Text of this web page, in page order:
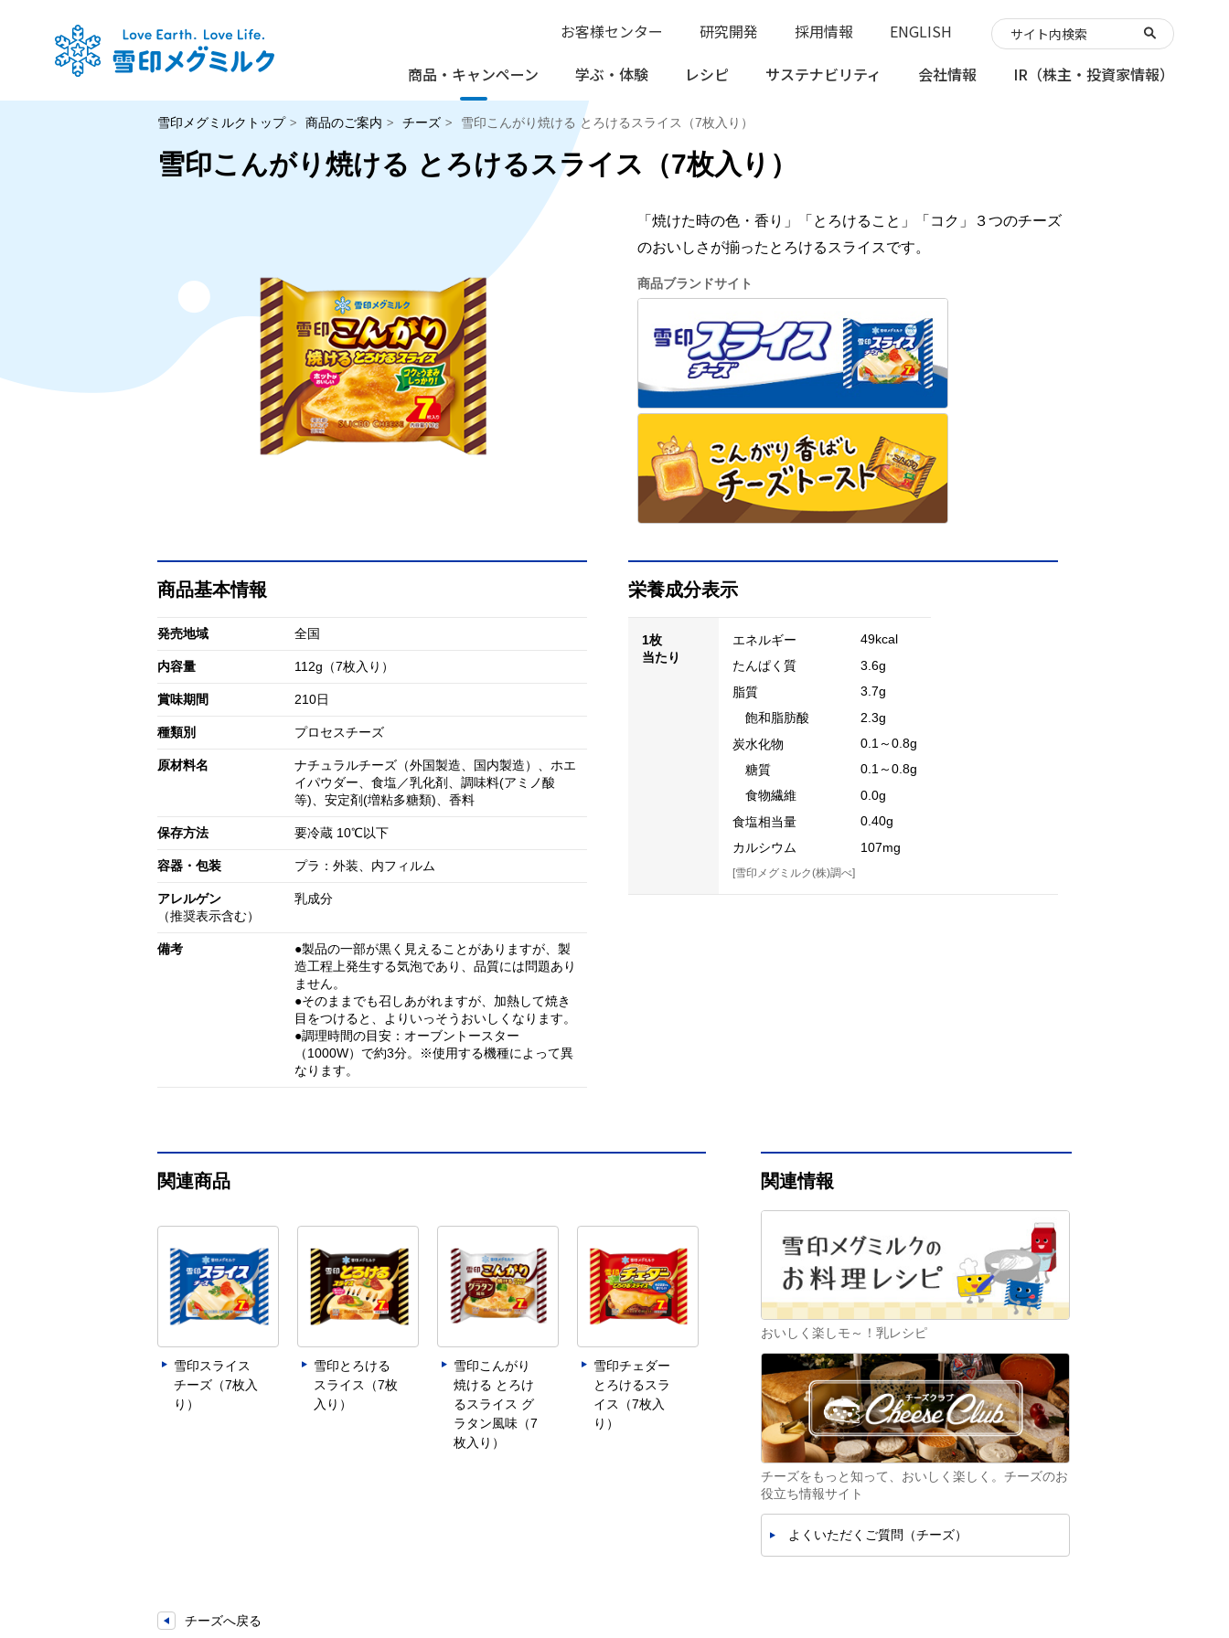
商品・ キャンペーン 学ぶ・ 体験 レシピ サステナビリティ 会社情報 IR （株主・投資家情報）
お客様センター 研究開発 採用情報 ENGLISH
雪印メグミルクトップ 商品のご案内 チーズ 雪印こんがり焼ける とろけるスライス（7枚入り）
雪印こんがり焼ける とろけるスライス（7枚入り）
「焼けた時の色・香り」「とろけること」「コク」３つのチーズ
のおいしさが揃ったとろけるスライスです。
商品ブランドサイト
商品基本情報
発売地域 全国
内容量 112g（7枚入り）
賞味期間 210日
種類別 プロセスチーズ
原材料名
ナチュラルチーズ（外国製造、国内製造）、ホエ
イパウダー、食塩／乳化剤、調味料(アミノ酸
等)、安定剤(増粘多糖類)、香料
保存方法 要冷蔵 10℃以下
容器・包装 プラ：外装、内フィルム
アレルゲン
（推奨表示含む）
乳成分
備考
●製品の一部が黒く見えることがありますが、製
造工程上発生する気泡であり、品質には問題あり
ません。
●そのままでも召しあがれますが、加熱して焼き
目をつけると、よりいっそうおいしくなります。
●調理時間の目安：オーブントースター
（1000W）で約3分。※使用する機種によって異
なります。
栄養成分表示
1枚
当たり
エネルギー
49kcal
たんぱく質
3.6g
脂質
3.7g
飽和脂肪酸
2.3g
炭水化物
0.1～0.8g
糖質
0.1～0.8g
食物繊維
0.0g
食塩相当量
0.40g
カルシウム
107mg
[雪印メグミルク(株)調べ]
関連商品
雪印スライス
チーズ（7枚入
り）
雪印とろける
スライス（7枚
入り）
雪印こんがり
焼ける とろけ
るスライス グ
ラタン風味（7
枚入り）
雪印チェダー
とろけるスラ
イス（7枚入
り）
関連情報
おいしく楽しモ～！乳レシピ
チーズをもっと知って、おいしく楽しく。チーズのお
役立ち情報サイト
よくいただくご質問（チーズ）
チーズへ戻る